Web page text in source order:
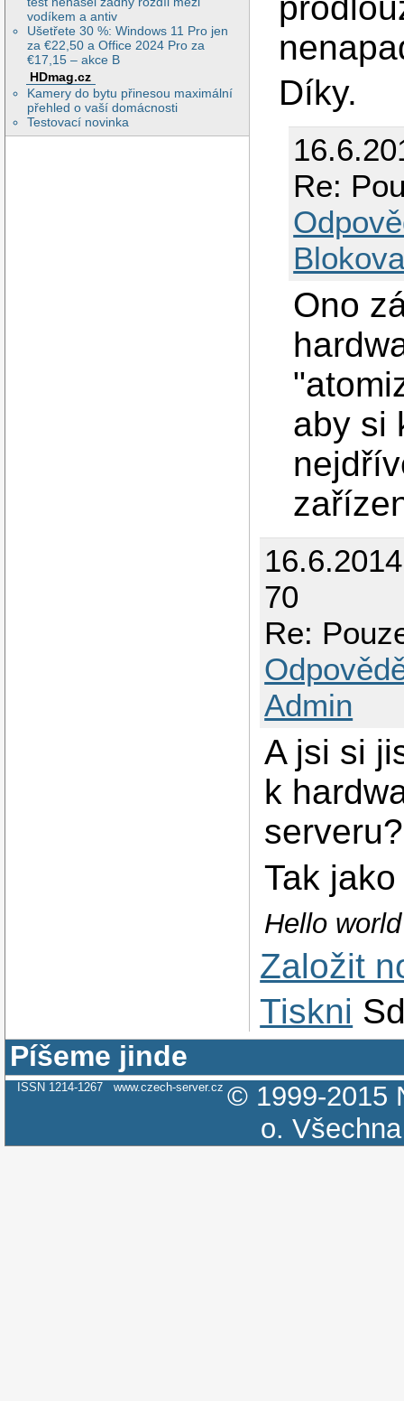
vodíkem a antiv
Ušetřete 30 %: Windows 11 Pro jen
za €22,50 a Office 2024 Pro za
€17,15 – akce B
HDmag.cz
Kamery do bytu přinesou maximální
přehled o vaší domácnosti
Testovací novinka
Díky.
Re:
Ono
aby si
70
Re:
Admin
A jsi si
k
serveru?
Tak
Hello
Založit
Tiskni
Píšeme jinde
ISSN 1214-1267 www.czech-server.cz © 1999-2015
o.